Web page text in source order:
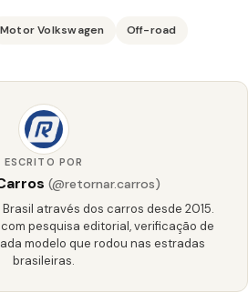
Motor Volkswagen Off-road
ESCRITO POR
(@retornar.carros)
através dos carros desde 2015.
pesquisa editorial, verificação de
modelo que rodou nas estradas
brasileiras.